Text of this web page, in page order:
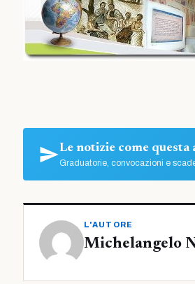
Le notizie come
Graduatorie, convocazioni e
L'AUTORE
Michelangelo